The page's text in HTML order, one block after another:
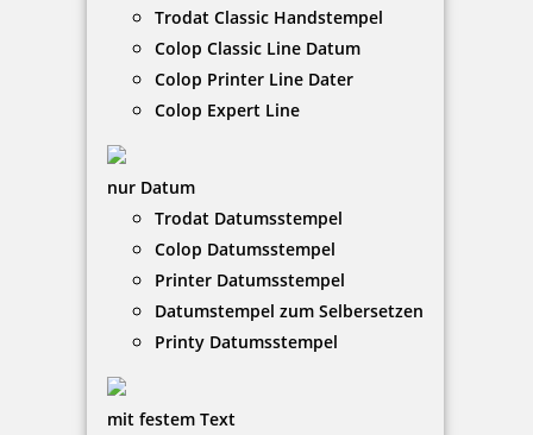
Trodat Classic Handstempel
Colop Classic Line Datum
Colop Printer Line Dater
Colop Expert Line
nur Datum
Trodat Datumsstempel
Colop Datumsstempel
Printer Datumsstempel
Datumstempel zum Selbersetzen
Printy Datumsstempel
mit festem Text
Modico Stempel Flash M5